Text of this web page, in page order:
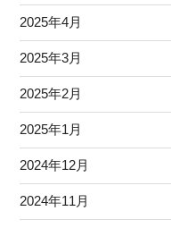
2025年4月
2025年3月
2025年2月
2025年1月
2024年12月
2024年11月